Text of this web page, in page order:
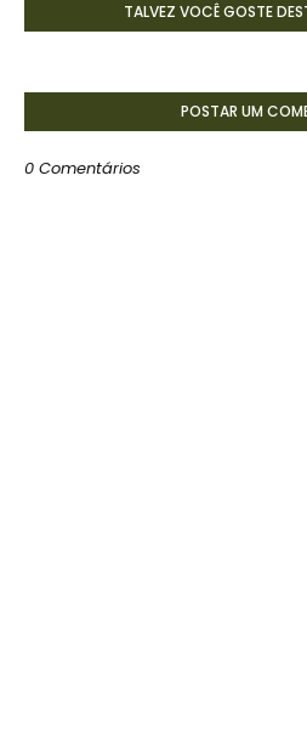
TALVEZ VOCÊ GOSTE
POSTAR UM
0 Comentários